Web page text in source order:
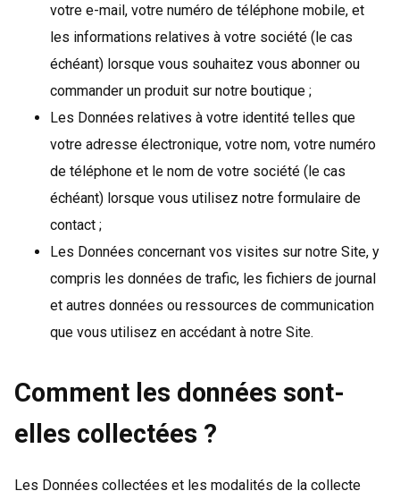
votre e-mail, votre numéro de téléphone mobile, et
les informations relatives à votre société (le cas
échéant) lorsque vous souhaitez vous abonner ou
commander un produit sur notre boutique ;
Les Données relatives à votre identité telles que
votre adresse électronique, votre nom, votre numéro
de téléphone et le nom de votre société (le cas
échéant) lorsque vous utilisez notre formulaire de
contact ;
Les Données concernant vos visites sur notre Site, y
compris les données de trafic, les fichiers de journal
et autres données ou ressources de communication
que vous utilisez en accédant à notre Site.
Comment les données sont-
elles collectées ?
Les Données collectées et les modalités de la collecte